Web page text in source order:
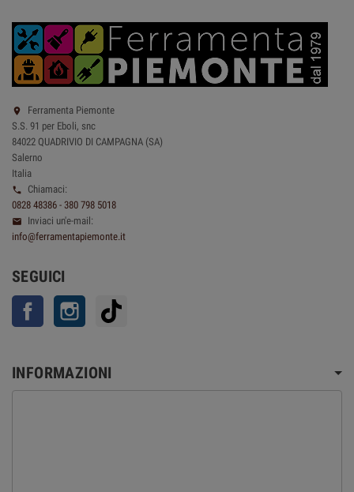

Ferramenta Piemonte
S.S. 91 per Eboli, snc
84022 QUADRIVIO DI CAMPAGNA (SA)
Salerno
Italia

Chiamaci:
0828 48386 - 380 798 5018

Inviaci un'e-mail:
info@ferramentapiemonte.it
SEGUICI
Facebook Instagram
INFORMAZIONI